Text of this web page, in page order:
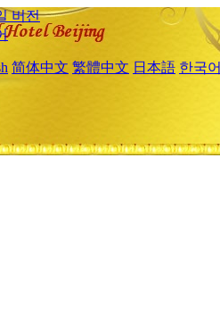
버전
简体中文 繁體中文 日本語 한국어